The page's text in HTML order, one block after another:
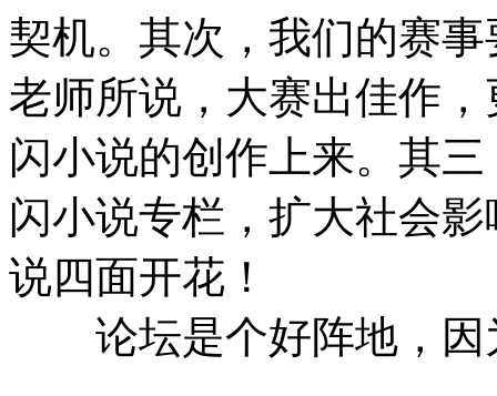
契机。其次，我们的赛
老师所说，大赛出佳作
闪小说的创作上来。其
闪小说专栏，扩大社会
说四面开花！
论坛是个好阵地，因